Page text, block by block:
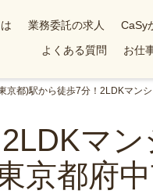
業務委託の求人 CaSy
よくある質問
お仕
京都)駅から徒歩7分！2LDKマン
マ
京都府中